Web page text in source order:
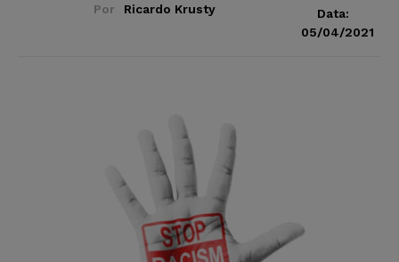
Por Ricardo Krusty
Data:
05/04/2021